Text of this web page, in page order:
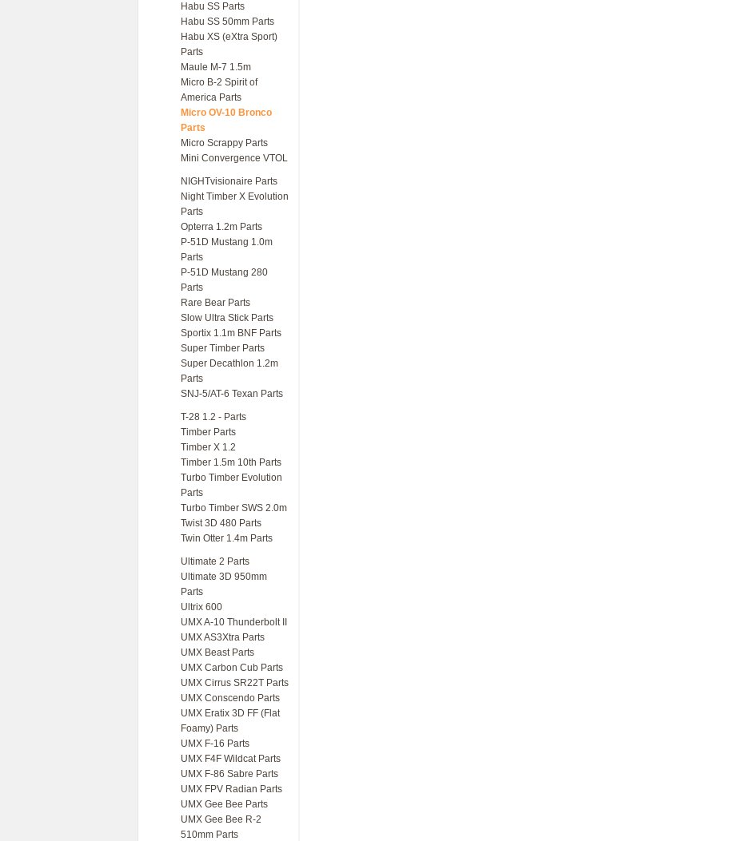
Habu SS Parts
Habu SS 50mm Parts
Habu XS (eXtra Sport)
Parts
Maule M-7 1.5m
Micro B-2 Spirit of
America Parts
Micro OV-10 Bronco
Parts
Micro Scrappy Parts
Mini Convergence VTOL
NIGHTvisionaire Parts
Night Timber X Evolution
Parts
Opterra 1.2m Parts
P-51D Mustang 1.0m
Parts
P-51D Mustang 280
Parts
Rare Bear Parts
Slow Ultra Stick Parts
Sportix 1.1m BNF Parts
Super Timber Parts
Super Decathlon 1.2m
Parts
SNJ-5/AT-6 Texan Parts
T-28 1.2 - Parts
Timber Parts
Timber X 1.2
Timber 1.5m 10th Parts
Turbo Timber Evolution
Parts
Turbo Timber SWS 2.0m
Twist 3D 480 Parts
Twin Otter 1.4m Parts
Ultimate 2 Parts
Ultimate 3D 950mm
Parts
Ultrix 600
UMX A-10 Thunderbolt II
UMX AS3Xtra Parts
UMX Beast Parts
UMX Carbon Cub Parts
UMX Cirrus SR22T Parts
UMX Conscendo Parts
UMX Eratix 3D FF (Flat
Foamy) Parts
UMX F-16 Parts
UMX F4F Wildcat Parts
UMX F-86 Sabre Parts
UMX FPV Radian Parts
UMX Gee Bee Parts
UMX Gee Bee R-2
510mm Parts